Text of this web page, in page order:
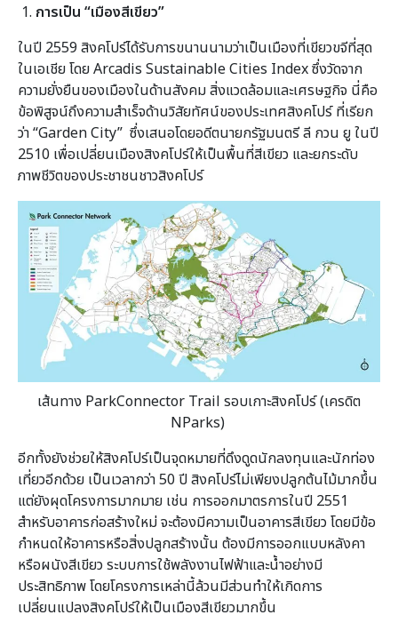
1. การเป็น “เมืองสีเขียว”
ในปี 2559 สิงคโปร์ได้รับการขนานนามว่าเป็นเมืองที่เขียวขจีที่สุด
ในเอเชีย โดย Arcadis Sustainable Cities Index ซึ่งวัดจาก
ความยั่งยืนของเมืองในด้านสังคม สิ่งแวดล้อมและเศรษฐกิจ นี่คือ
ข้อพิสูจน์ถึงความสำเร็จด้านวิสัยทัศน์ของประเทศสิงคโปร์ ที่เรียก
ว่า “Garden City” ซึ่งเสนอโดยอดีตนายกรัฐมนตรี ลี กวน ยู ในปี
2510 เพื่อเปลี่ยนเมืองสิงคโปร์ให้เป็นพื้นที่สีเขียว และยกระดับ
ภาพชีวิตของประชาชนชาวสิงคโปร์
เส้นทาง ParkConnector Trail รอบเกาะสิงคโปร์(เครดิต
NParks)
อีกทั้งยังช่วยให้สิงคโปร์เป็นจุดหมายที่ดึงดูดนักลงทุนและนักท่อง
เที่ยวอีกด้วย เป็นเวลากว่า 50 ปี สิงคโปร์ไม่เพียงปลูกต้นไม้มากขึ้น
แต่ยังผุดโครงการมากมาย เช่น การออกมาตรการในปี 2551
สำหรับอาคารก่อสร้างใหม่ จะต้องมีความเป็นอาคารสีเขียว โดยมีข้อ
กำหนดให้อาคารหรือสิ่งปลูกสร้างนั้น ต้องมีการออกแบบหลังคา
หรือผนังสีเขียว ระบบการใช้พลังงานไฟฟ้าและน้ำอย่างมี
ประสิทธิภาพ โดยโครงการเหล่านี้ล้วนมีส่วนทำให้เกิดการ
เปลี่ยนแปลงสิงคโปร์ให้เป็นเมืองสีเขียวมากขึ้น